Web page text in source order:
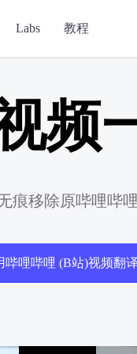
Labs 教程
频
移除原哔哩哔
哔哩哔哩 (B站)视频翻译